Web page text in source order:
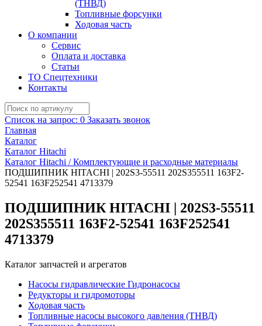
(ТНВД)
Топливные форсунки
Ходовая часть
О компании
Сервис
Оплата и доставка
Статьи
ТО Спецтехники
Контакты
Список на запрос: 0 Заказать звонок
Главная
Каталог
Каталог Hitachi
Каталог Hitachi / Комплектующие и расходные материалы
ПОДШИПНИК HITACHI | 202S3-55511 202S355511 163F2-
52541 163F252541 4713379
ПОДШИПНИК HITACHI | 202S3-55511
202S355511 163F2-52541 163F252541
4713379
Каталог запчастей и агрегатов
Насосы гидравлические Гидронасосы
Редукторы и гидромоторы
Ходовая часть
Топливные насосы высокого давления (ТНВД)